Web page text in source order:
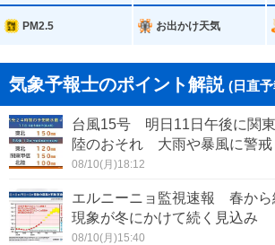
PM2.5 お出かけ天気
気象予報士のポイント解説 (日直
台風15号 明日11日午後に関
陸のおそれ 大雨や暴風に警戒
08/10(月)18:12
エルニーニョ監視速報 春から
現象が冬にかけて続く見込み
08/10(月)15:40